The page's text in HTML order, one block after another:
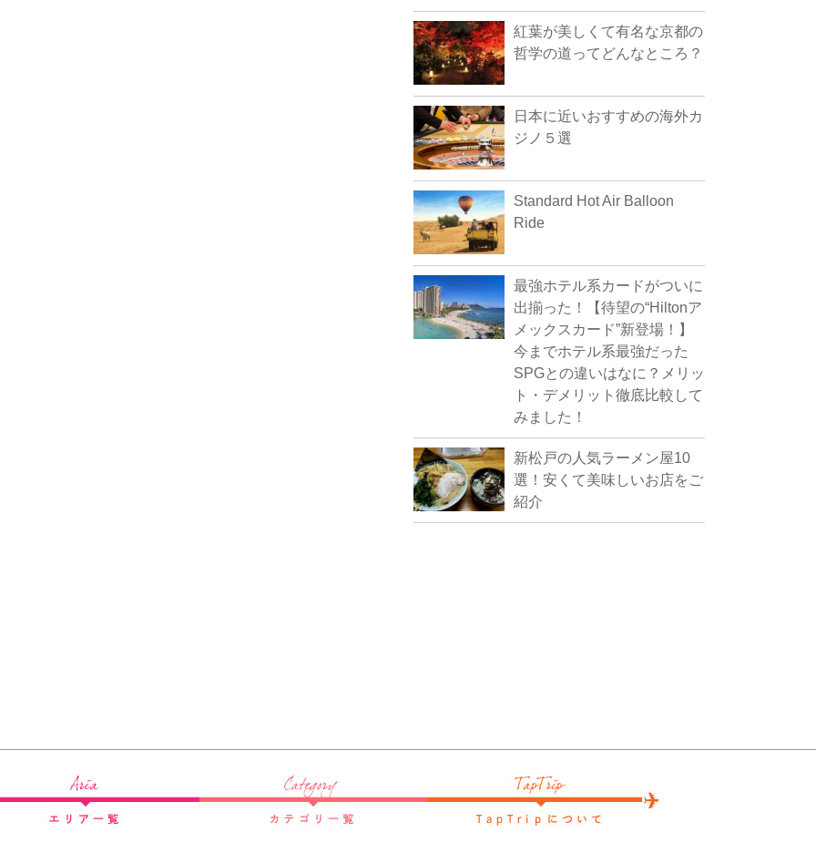
紅葉が美しくて有名な京都の
哲学の道ってどんなところ？
日本に近いおすすめの海外カ
ジノ５選
Standard Hot Air Balloon
Ride
最強ホテル系カードがついに
出揃った！【待望の“Hiltonア
メックスカード”新登場！】
今までホテル系最強だった
SPGとの違いはなに？メリッ
ト・デメリット徹底比較して
みました！
新松戸の人気ラーメン屋10
選！安くて美味しいお店をご
紹介